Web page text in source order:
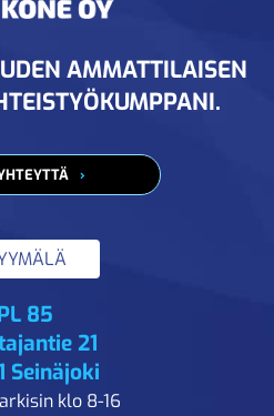
AMMATTILAISEN
85
21
Seinäjoki
klo 8-16